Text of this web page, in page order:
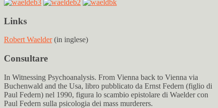
Links
Robert Waelder(in inglese)
Consultare
In Witnessing Psychoanalysis. From Vienna back to Vienna via
Buchenwald and the Usa, libro pubblicato da Ernst Federn (figlio di
Paul Federn) nel 1990, figura lo scambio epistolare di Waelder con
Paul Federn sulla psicologia dei mass murderers.